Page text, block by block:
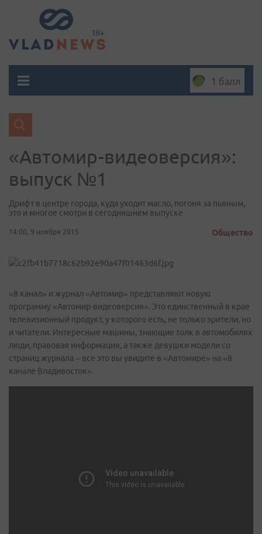
1 балл
«Автомир-видеоверсия»:
выпуск №1
Дрифт в центре города, куда уходит масло, погоня за пьяным,
это и многое смотри в сегодняшнем выпуске
14:00, 9 ноября 2015 Общество
«8 канал» и журнал «Автомир» представляют новую
программу «Автомир-видеоверсия». Это единственный в крае
телевизионный продукт, у которого есть, не только зрители, но
и читатели. Интересные машины, знающие толк в автомобилях
люди, правовая информация, а также девушки модели со
страниц журнала – все это вы увидите в «Автомире» на «8
канале Владивосток».